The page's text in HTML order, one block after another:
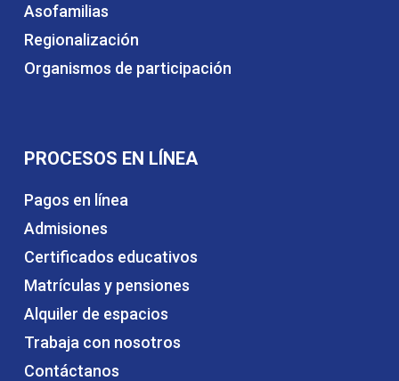
Asofamilias
Regionalización
Organismos de participación
PROCESOS EN LÍNEA
Pagos en línea
Admisiones
Certificados educativos
Matrículas y pensiones
Alquiler de espacios
Trabaja con nosotros
Contáctanos